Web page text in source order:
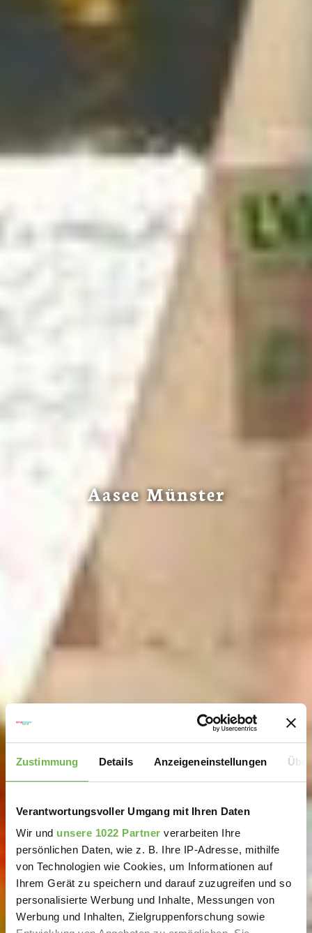
Zustimmung Details Anzeigeneinstellungen
Verantwortungsvoller Umgang mit Ihren Daten
Wir und unsere 1022 Partner verarbeiten Ihre
persönlichen Daten, wie z. B. Ihre IP-Adresse, mithilfe
von Technologien wie Cookies, um Informationen auf
Ihrem Gerät zu speichern und darauf zuzugreifen und so
personalisierte Werbung und Inhalte, Messungen von
Werbung und Inhalten, Zielgruppenforschung sowie
Aasee Münster